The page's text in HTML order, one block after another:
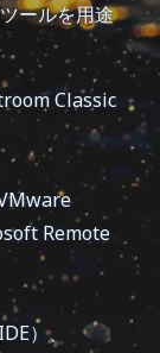
ールを用途
Classic
Remote
）、